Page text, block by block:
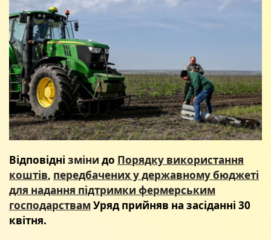
Відповідні зміни до Порядку використання
коштів, передбачених у державному бюджеті
для надання підтримки фермерським
господарствамУряд прийняв на засіданні 30
квітня.